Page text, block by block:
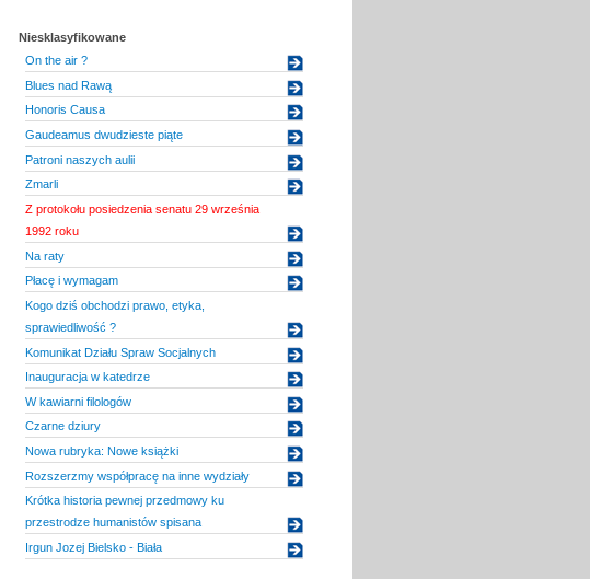
Niesklasyfikowane
On the air ?
Blues nad Rawą
Honoris Causa
Gaudeamus dwudzieste piąte
Patroni naszych aulii
Zmarli
Z protokołu posiedzenia senatu 29 września
1992 roku
Na raty
Płacę i wymagam
Kogo dziś obchodzi prawo, etyka,
sprawiedliwość ?
Komunikat Działu Spraw Socjalnych
Inauguracja w katedrze
W kawiarni filologów
Czarne dziury
Nowa rubryka: Nowe książki
Rozszerzmy współpracę na inne wydziały
Krótka historia pewnej przedmowy ku
przestrodze humanistów spisana
Irgun Jozej Bielsko - Biała